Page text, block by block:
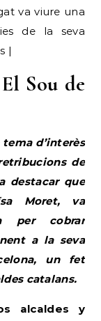
va viure una
de la seva
|
Sou de
d’interès
de
destacar que
Moret, va
per cobrar
a la seva
un fet
catalans.
alcaldes y